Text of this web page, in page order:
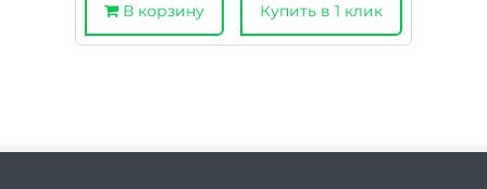
В корзину Купить в 1 клик